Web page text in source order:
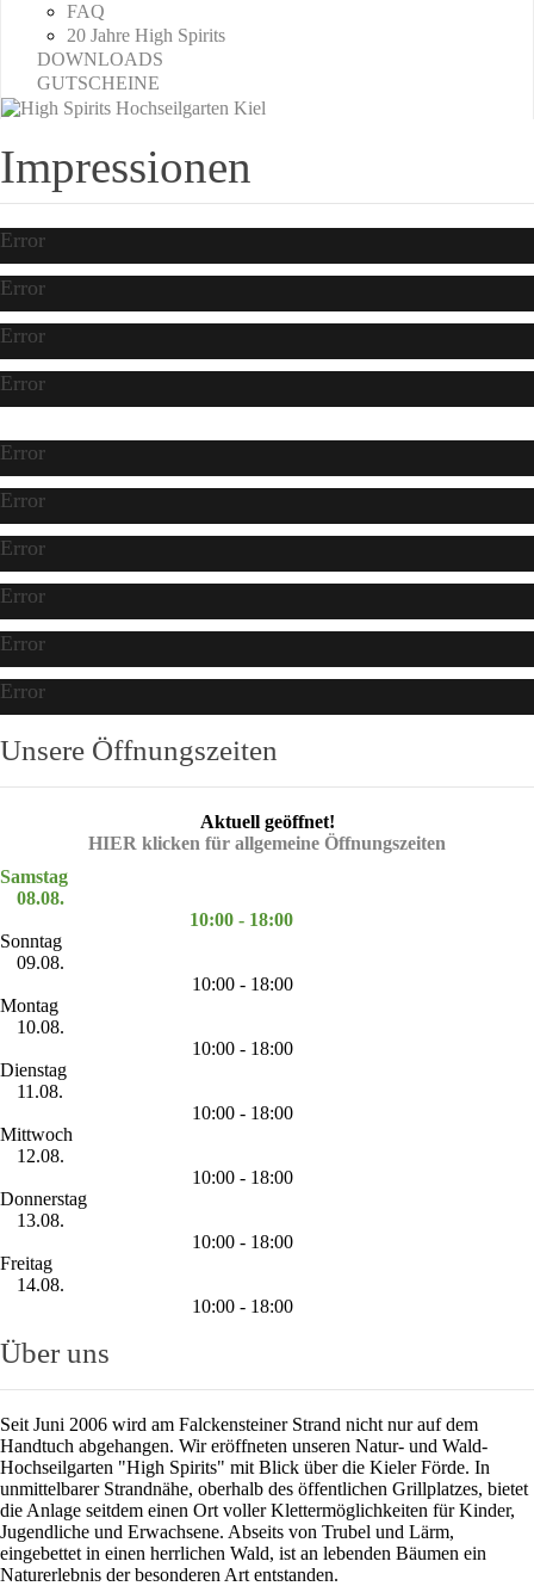
FAQ
20 Jahre High Spirits
DOWNLOADS
GUTSCHEINE
Impressionen
Error
Error
Error
Error
Error
Error
Error
Error
Error
Error
Unsere Öffnungszeiten
Aktuell geöffnet!
HIER klicken für allgemeine Öffnungszeiten
Samstag
08.08.
10:00 - 18:00
Sonntag
09.08.
10:00 - 18:00
Montag
10.08.
10:00 - 18:00
Dienstag
11.08.
10:00 - 18:00
Mittwoch
12.08.
10:00 - 18:00
Donnerstag
13.08.
10:00 - 18:00
Freitag
14.08.
10:00 - 18:00
Über uns
Seit Juni 2006 wird am Falckensteiner Strand nicht nur auf dem
Handtuch abgehangen. Wir eröffneten unseren Natur- und Wald-
Hochseilgarten "High Spirits" mit Blick über die Kieler Förde. In
unmittelbarer Strandnähe, oberhalb des öffentlichen Grillplatzes, bietet
die Anlage seitdem einen Ort voller Klettermöglichkeiten für Kinder,
Jugendliche und Erwachsene. Abseits von Trubel und Lärm,
eingebettet in einen herrlichen Wald, ist an lebenden Bäumen ein
Naturerlebnis der besonderen Art entstanden.